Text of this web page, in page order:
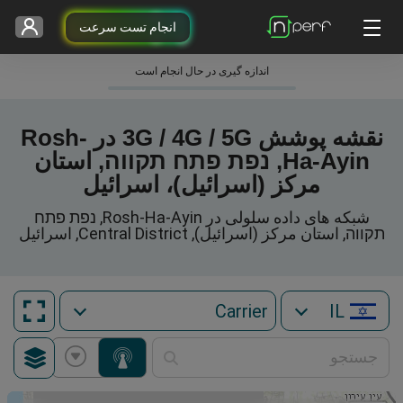
انجام تست سرعت
اندازه گیری در حال انجام است
نقشه پوشش 3G / 4G / 5G در Rosh-
Ha-Ayin, נפת פתח תקווה, استان
مرکز (اسرائیل)، اسرائیل
شبکه های داده سلولی در Rosh-Ha-Ayin, נפת פתח
תקווה, استان مرکز (اسرائیل), Central District, اسرائیل
IL